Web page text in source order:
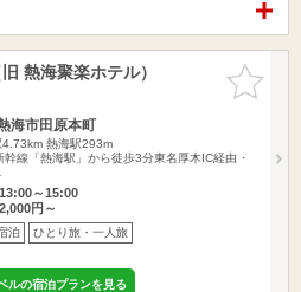
お気に入
りに追加
熱海聚楽ホテル）
海市田原本町
4.73km 熱海駅293m
幹線「熱海駅」から徒歩3分東名厚木IC経由 ･
～15:00
円～
泊 ひとり旅・一人旅
ルの宿泊プランを見る